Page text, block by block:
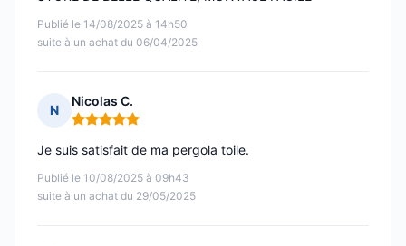
Publié le 14/08/2025 à 14h50
suite à un achat du 06/04/2025
N
Nicolas C.
Note : 5 sur 5
Publié le 10/08/2025 à 09h43
suite à un achat du 29/05/2025
Je suis satisfait de ma pergola toile.